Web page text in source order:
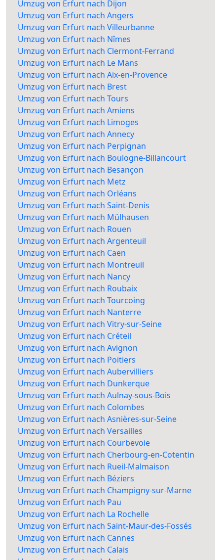
Umzug von Erfurt nach Dijon
Umzug von Erfurt nach Angers
Umzug von Erfurt nach Villeurbanne
Umzug von Erfurt nach Nîmes
Umzug von Erfurt nach Clermont-Ferrand
Umzug von Erfurt nach Le Mans
Umzug von Erfurt nach Aix-en-Provence
Umzug von Erfurt nach Brest
Umzug von Erfurt nach Tours
Umzug von Erfurt nach Amiens
Umzug von Erfurt nach Limoges
Umzug von Erfurt nach Annecy
Umzug von Erfurt nach Perpignan
Umzug von Erfurt nach Boulogne-Billancourt
Umzug von Erfurt nach Besançon
Umzug von Erfurt nach Metz
Umzug von Erfurt nach Orléans
Umzug von Erfurt nach Saint-Denis
Umzug von Erfurt nach Mülhausen
Umzug von Erfurt nach Rouen
Umzug von Erfurt nach Argenteuil
Umzug von Erfurt nach Caen
Umzug von Erfurt nach Montreuil
Umzug von Erfurt nach Nancy
Umzug von Erfurt nach Roubaix
Umzug von Erfurt nach Tourcoing
Umzug von Erfurt nach Nanterre
Umzug von Erfurt nach Vitry-sur-Seine
Umzug von Erfurt nach Créteil
Umzug von Erfurt nach Avignon
Umzug von Erfurt nach Poitiers
Umzug von Erfurt nach Aubervilliers
Umzug von Erfurt nach Dunkerque
Umzug von Erfurt nach Aulnay-sous-Bois
Umzug von Erfurt nach Colombes
Umzug von Erfurt nach Asnières-sur-Seine
Umzug von Erfurt nach Versailles
Umzug von Erfurt nach Courbevoie
Umzug von Erfurt nach Cherbourg-en-Cotentin
Umzug von Erfurt nach Rueil-Malmaison
Umzug von Erfurt nach Béziers
Umzug von Erfurt nach Champigny-sur-Marne
Umzug von Erfurt nach Pau
Umzug von Erfurt nach La Rochelle
Umzug von Erfurt nach Saint-Maur-des-Fossés
Umzug von Erfurt nach Cannes
Umzug von Erfurt nach Calais